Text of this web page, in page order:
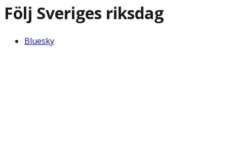
Följ Sveriges riksdag
Bluesky